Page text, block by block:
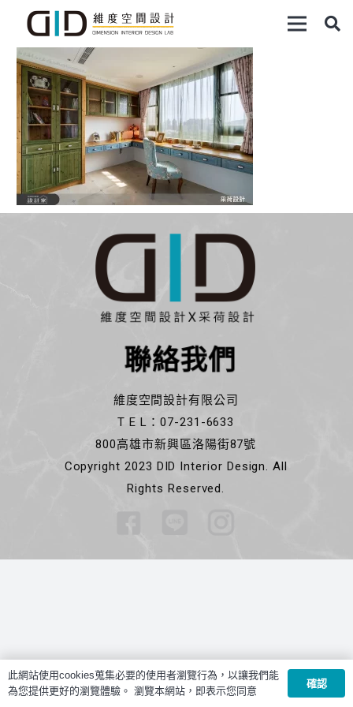
聯絡我們
維度空間設計有限公司
T E L：07-231-6633
800高雄市新興區洛陽街87號
Copyright 2023 DID Interior Design. All
Rights Reserved.
此網站使用cookies蒐集必要的使用者瀏覽行為，以讓我們能
為您提供更好的瀏覽體驗。 瀏覽本網站，即表示您同意
確認